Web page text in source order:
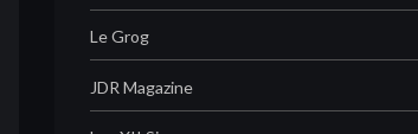
Le Grog
JDR Magazine